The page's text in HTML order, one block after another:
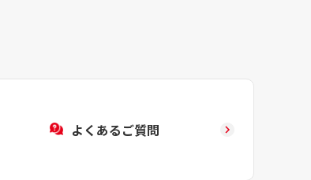
よくあるご質問